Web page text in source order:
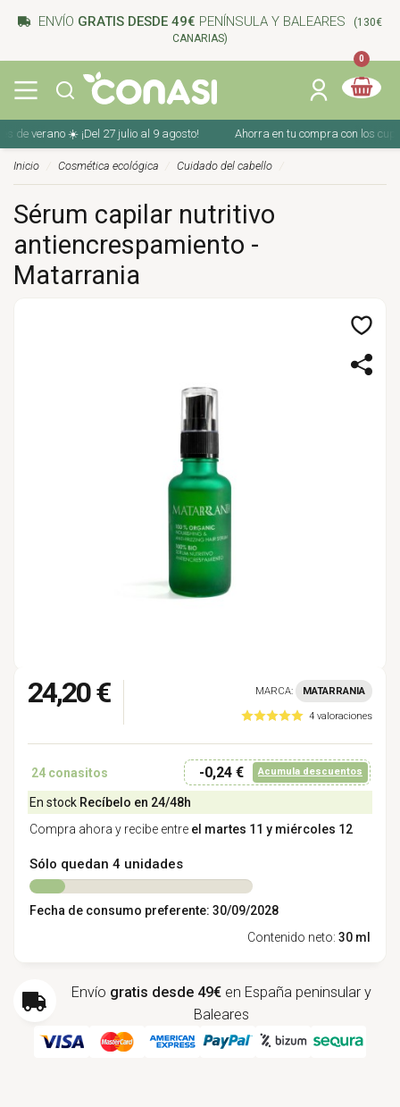
ENVÍO GRATIS DESDE 49€ PENÍNSULA Y BALEARES
(130€
CANARIAS)
0
verano ☀️ ¡Del 27 julio al 9 agosto! Ahorra en tu compra con los
Inicio Cosmética ecológica Cuidado del cabello
Sérum capilar nutritivo
antiencrespamiento -
Matarrania
24,20 € MARCA: MATARRANIA
4 valoraciones
24 conasitos -0,24 € Acumula descuentos
En stock Recíbelo en 24/48h
Compra ahora y recibe entre el martes 11 y miércoles 12
Sólo quedan 4 unidades
Fecha de consumo preferente: 30/09/2028
Contenido neto: 30 ml
Envío gratis desde 49€ en España peninsular y
Baleares